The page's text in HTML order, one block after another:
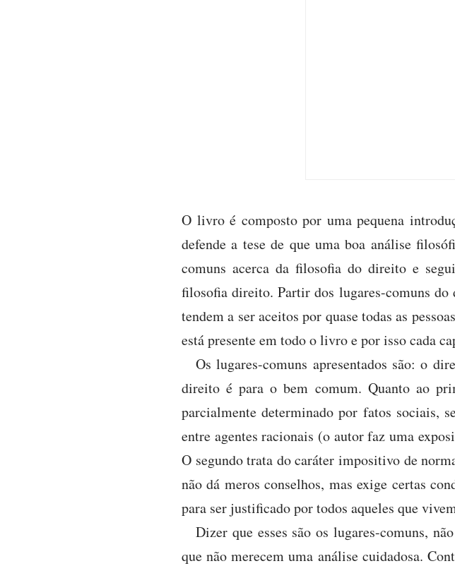
O livro é composto por uma pequena
defende a tese de que uma boa análise
comuns acerca da filosofia do direito e
filosofia direito. Partir dos lugares-comuns
tendem a ser aceitos por quase todas as
está presente em todo o livro e por isso cada
Os lugares-comuns apresentados são: o
direito é para o bem comum. Quanto ao
parcialmente determinado por fatos sociais,
entre agentes racionais (o autor faz uma
O segundo trata do caráter impositivo de
não dá meros conselhos, mas exige certas
para ser justificado por todos aqueles que
Dizer que esses são os lugares-comuns,
que não merecem uma análise cuidadosa.